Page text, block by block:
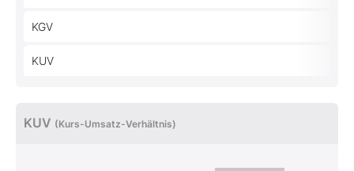
KGV
KUV
KUV (Kurs-Umsatz-Verhältnis)